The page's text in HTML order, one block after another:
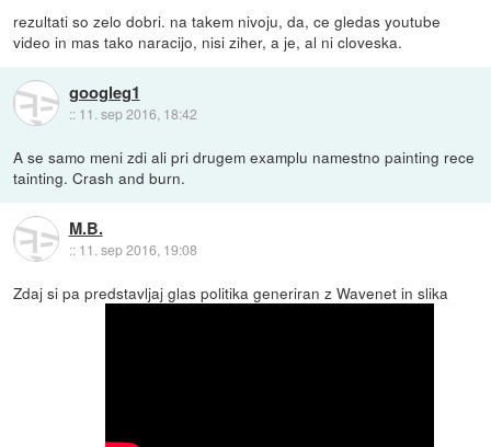
rezultati so zelo dobri. na takem nivoju, da, ce gledas youtube
video in mas tako naracijo, nisi ziher, a je, al ni cloveska.
googleg1
:: 11. sep 2016, 18:42
A se samo meni zdi ali pri drugem examplu namestno painting rece
tainting. Crash and burn.
M.B.
:: 11. sep 2016, 19:08
Zdaj si pa predstavljaj glas politika generiran z Wavenet in slika